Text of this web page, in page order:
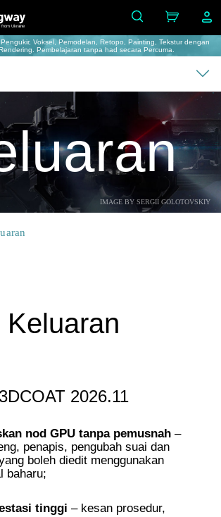
from Ukraine
Voksel, Pemodelan, Retopo, Painting, Tekstur dengan
Pembelajaran tanpa had secara Percuma.
IMAGE BY SERGII GOLOTOVSKIY
Keluaran
3DCOAT 2026.11
nod GPU tanpa pemusnah –
penapis, pengubah suai dan
boleh diedit menggunakan
baharu;
tinggi – kesan prosedur,